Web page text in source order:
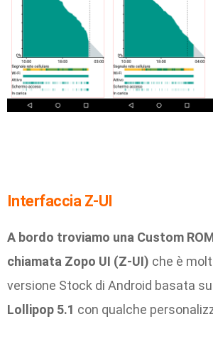
Interfaccia Z-UI
A bordo troviamo una Custom
chiamata Zopo UI (Z-UI) che è
versione Stock di Android basata
Lollipop 5.1 con qualche